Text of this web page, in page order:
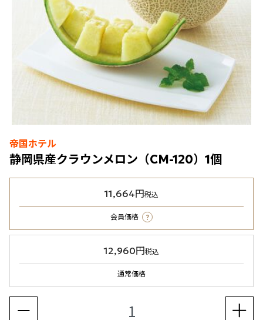
帝国ホテル
静岡県産クラウンメロン（CM-120）1個
11,664円税込
会員価格 ?
12,960円税込
通常価格